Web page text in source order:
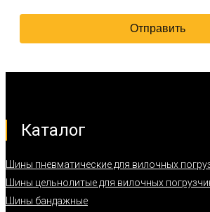
Каталог
Шины пневматические для вилочных
Шины цельнолитые для вилочных
Шины бандажные